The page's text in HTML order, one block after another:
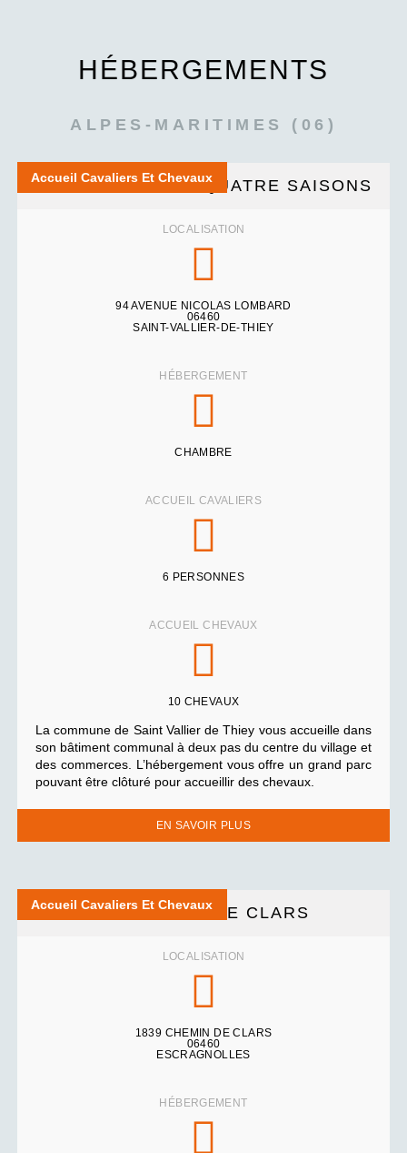
HÉBERGEMENTS
ALPES-MARITIMES (06)
Accueil Cavaliers Et Chevaux
GÎTE COMMUNAL QUATRE SAISONS
LOCALISATION
94 AVENUE NICOLAS LOMBARD
06460
SAINT-VALLIER-DE-THIEY
HÉBERGEMENT
CHAMBRE
ACCUEIL CAVALIERS
6 PERSONNES
ACCUEIL CHEVAUX
10 CHEVAUX
La commune de Saint Vallier de Thiey vous accueille dans
son bâtiment communal à deux pas du centre du village et
des commerces. L’hébergement vous offre un grand parc
pouvant être clôturé pour accueillir des chevaux.
EN SAVOIR PLUS
Accueil Cavaliers Et Chevaux
LA SOURCE DE CLARS
LOCALISATION
1839 CHEMIN DE CLARS
06460
ESCRAGNOLLES
HÉBERGEMENT